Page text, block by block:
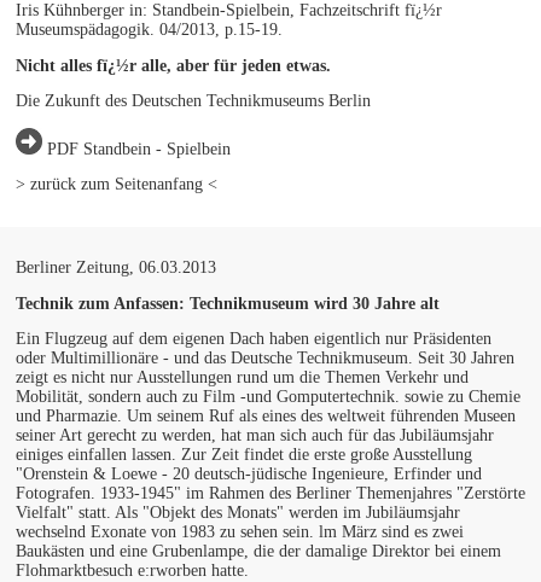
Iris Kühnberger in: Standbein-Spielbein, Fachzeitschrift fï¿½r
Museumspädagogik. 04/2013, p.15-19.
Nicht alles fï¿½r alle, aber für jeden etwas.
Die Zukunft des Deutschen Technikmuseums Berlin
PDF Standbein - Spielbein
> zurück zum Seitenanfang <
Berliner Zeitung, 06.03.2013
Technik zum Anfassen: Technikmuseum wird 30 Jahre alt
Ein Flugzeug auf dem eigenen Dach haben eigentlich nur Präsidenten
oder Multimillionäre - und das Deutsche Technikmuseum. Seit 30 Jahren
zeigt es nicht nur Ausstellungen rund um die Themen Verkehr und
Mobilität, sondern auch zu Film -und Gomputertechnik. sowie zu Chemie
und Pharmazie. Um seinem Ruf als eines des weltweit führenden Museen
seiner Art gerecht zu werden, hat man sich auch für das Jubiläumsjahr
einiges einfallen lassen. Zur Zeit findet die erste große Ausstellung
"Orenstein & Loewe - 20 deutsch-jüdische Ingenieure, Erfinder und
Fotografen. 1933-1945" im Rahmen des Berliner Themenjahres "Zerstörte
Vielfalt" statt. Als "Objekt des Monats" werden im Jubiläumsjahr
wechselnd Exonate von 1983 zu sehen sein. lm März sind es zwei
Baukästen und eine Grubenlampe, die der damalige Direktor bei einem
Flohmarktbesuch e:rworben hatte.